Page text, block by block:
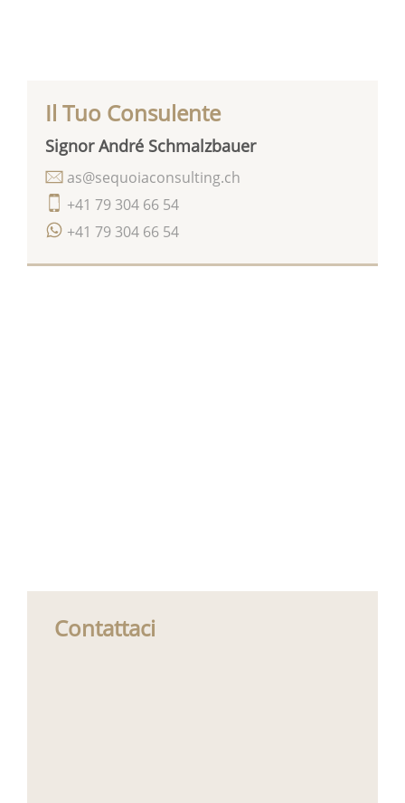
Il Tuo Consulente
Signor André Schmalzbauer
+41 79 304 66 54
+41 79 304 66 54
as@sequoiaconsulting.ch
Contattaci